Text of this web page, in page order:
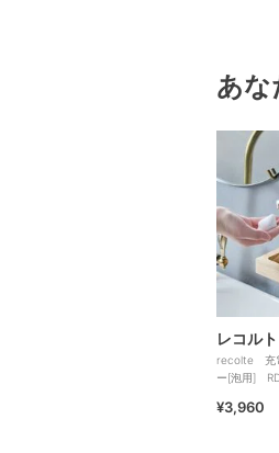
あな
レコルト
recolte 充
ー[泡用]
¥3,960